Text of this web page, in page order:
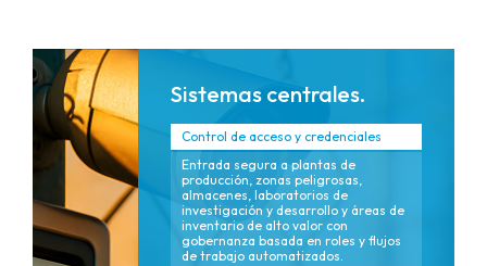
Sistemas centrales.
Control de acceso y credenciales
Entrada segura a plantas de
producción, zonas peligrosas,
almacenes, laboratorios de
investigación y desarrollo y áreas de
inventario de alto valor con
gobernanza basada en roles y flujos
de trabajo automatizados.